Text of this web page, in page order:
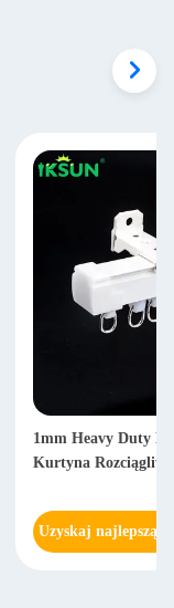
1mm Heavy Duty
Kurtyna
Uzyskaj najlepszą